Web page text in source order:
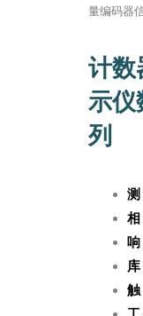
量编码器
计数
示仪
列
测
相
响
触